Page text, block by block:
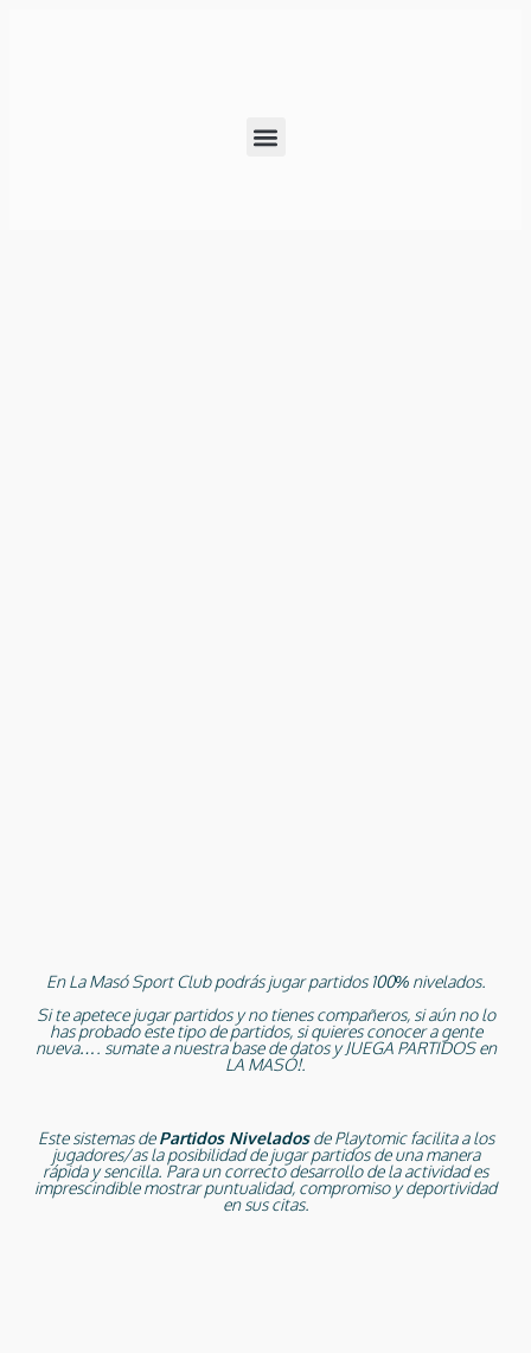
En La Masó Sport Club podrás jugar partidos 100% nivelados.
Si te apetece jugar partidos y no tienes compañeros, si aún no lo
has probado este tipo de partidos, si quieres conocer a gente
nueva…. sumate a nuestra base de datos y JUEGA PARTIDOS en
LA MASÓ!.
Este sistemas dePartidos Niveladosde Playtomic facilita a los
jugadores/as la posibilidad de jugar partidos de una manera
rápida y sencilla. Para un correcto desarrollo de la actividad es
imprescindible mostrar puntualidad, compromiso y deportividad
en sus citas.